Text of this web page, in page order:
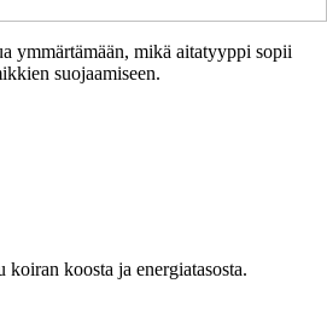
ymmärtämään, mikä aitatyyppi sopii
suojaamiseen.
koosta ja energiatasosta.